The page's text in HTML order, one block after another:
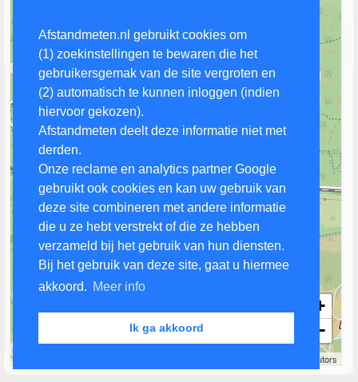
Afstandmeten.nl gebruikt cookies om
(1) zoekinstellingen te bewaren die het
gebruikersgemak van de site vergroten en
(2) automatisch te kunnen inloggen (indien
hiervoor gekozen).
Afstandmeten deelt deze informatie niet met
derden.
Onze reclame en analytics partner Google
gebruikt ook cookies en kan uw gebruik van
deze site combineren met andere informatie
die u ze hebt verstrekt of die ze hebben
verzameld bij het gebruik van hun diensten.
Bij het gebruik van deze site, gaat u hiermee
akkoord. Meer info
Ik ga akkoord
+
−
contributors